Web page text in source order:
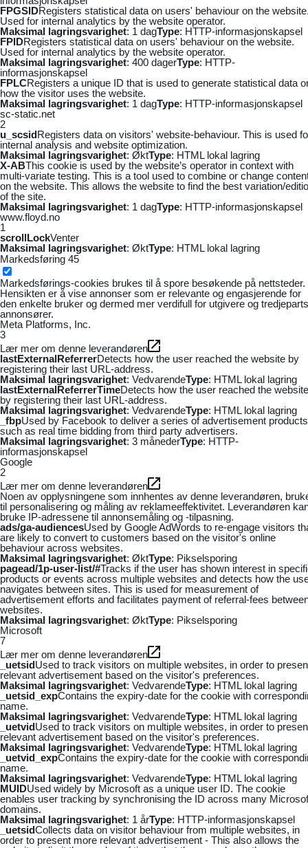
FPGSIDRegisters statistical data on users' behaviour on the
Used for internal analytics by the website operator.
Maksimal lagringsvarighet: 1 dagType: HTTP-informasjonskapsel
FPIDRegisters statistical data on users' behaviour on the website.
Used for internal analytics by the website operator.
Maksimal lagringsvarighet: 400 dagerType: HTTP-
informasjonskapsel
FPLCRegisters a unique ID that is used to generate statistical data
how the visitor uses the website.
Maksimal lagringsvarighet: 1 dagType: HTTP-informasjonskapsel
sc-static.net
2
u_scsidRegisters data on visitors' website-behaviour. This is used
internal analysis and website optimization.
Maksimal lagringsvarighet: ØktType: HTML lokal lagring
X-ABThis cookie is used by the website’s operator in context with
multi-variate testing. This is a tool used to combine or change
on the website. This allows the website to find the best variation/
of the site.
Maksimal lagringsvarighet: 1 dagType: HTTP-informasjonskapsel
www.floyd.no
1
scrollLockVenter
Maksimal lagringsvarighet: ØktType: HTML lokal lagring
Markedsføring 45
Markedsførings-cookies brukes til å spore besøkende på nettsteder.
Hensikten er å vise annonser som er relevante og engasjerende for
den enkelte bruker og dermed mer verdifull for utgivere og tredjeparts
annonsører.
Meta Platforms, Inc.
3
Lær mer om denne leverandøren
lastExternalReferrerDetects how the user reached the website by
registering their last URL-address.
Maksimal lagringsvarighet: VedvarendeType: HTML lokal lagring
lastExternalReferrerTimeDetects how the user reached the website
by registering their last URL-address.
Maksimal lagringsvarighet: VedvarendeType: HTML lokal lagring
_fbpUsed by Facebook to deliver a series of advertisement products
such as real time bidding from third party advertisers.
Maksimal lagringsvarighet: 3 månederType: HTTP-
informasjonskapsel
Google
2
Lær mer om denne leverandøren
Noen av opplysningene som innhentes av denne leverandøren,
til personalisering og måling av reklameeffektivitet. Leverandøren
bruke IP-adressene til annonsemåling og -tilpasning.
ads/ga-audiencesUsed by Google AdWords to re-engage visitors
are likely to convert to customers based on the visitor's online
behaviour across websites.
Maksimal lagringsvarighet: ØktType: Pikselsporing
pagead/1p-user-list/#Tracks if the user has shown interest in
products or events across multiple websites and detects how the
navigates between sites. This is used for measurement of
advertisement efforts and facilitates payment of referral-fees
websites.
Maksimal lagringsvarighet: ØktType: Pikselsporing
Microsoft
7
Lær mer om denne leverandøren
_uetsidUsed to track visitors on multiple websites, in order to
relevant advertisement based on the visitor's preferences.
Maksimal lagringsvarighet: VedvarendeType: HTML lokal lagring
_uetsid_expContains the expiry-date for the cookie with
name.
Maksimal lagringsvarighet: VedvarendeType: HTML lokal lagring
_uetvidUsed to track visitors on multiple websites, in order to
relevant advertisement based on the visitor's preferences.
Maksimal lagringsvarighet: VedvarendeType: HTML lokal lagring
_uetvid_expContains the expiry-date for the cookie with
name.
Maksimal lagringsvarighet: VedvarendeType: HTML lokal lagring
MUIDUsed widely by Microsoft as a unique user ID. The cookie
enables user tracking by synchronising the ID across many
domains.
Maksimal lagringsvarighet: 1 årType: HTTP-informasjonskapsel
_uetsidCollects data on visitor behaviour from multiple websites, in
order to present more relevant advertisement - This also allows the